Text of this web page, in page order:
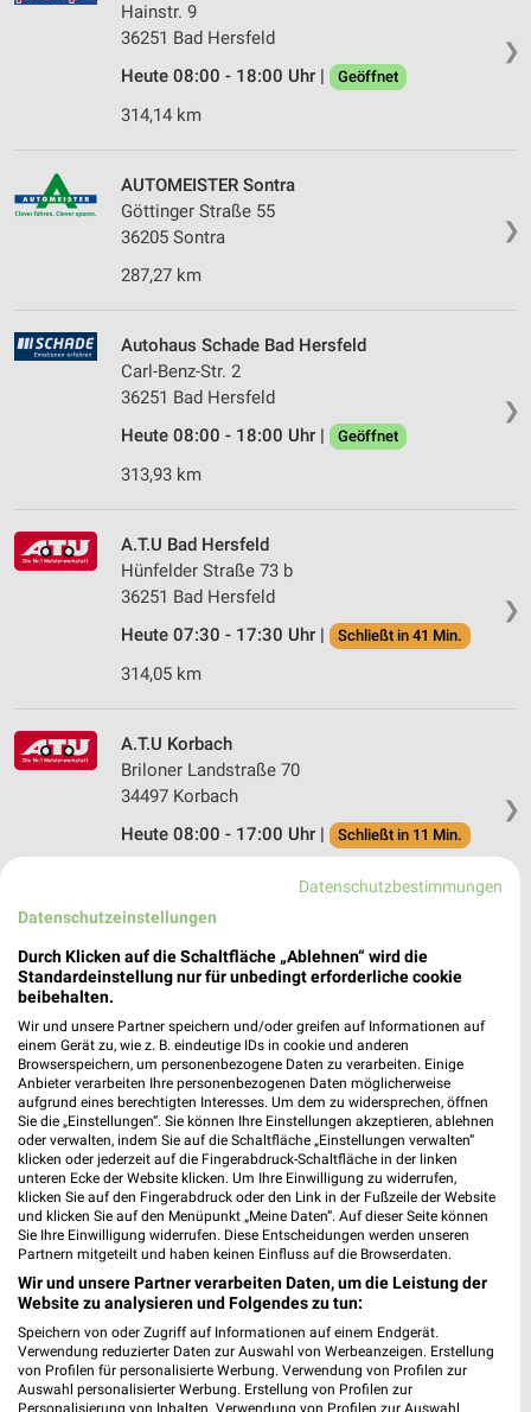
❯
Hainstr. 9
36251 Bad Hersfeld
Heute 08:00 - 18:00 Uhr |
Geöffnet
314,14 km
❯
AUTOMEISTER Sontra
Göttinger Straße 55
36205 Sontra
287,27 km
❯
Autohaus Schade Bad Hersfeld
Carl-Benz-Str. 2
36251 Bad Hersfeld
Heute 08:00 - 18:00 Uhr |
Geöffnet
313,93 km
❯
A.T.U Bad Hersfeld
Hünfelder Straße 73 b
36251 Bad Hersfeld
Heute 07:30 - 17:30 Uhr |
Schließt in 41 Min.
314,05 km
❯
A.T.U Korbach
Briloner Landstraße 70
34497 Korbach
Heute 08:00 - 17:00 Uhr |
Schließt in 11 Min.
Niederhoner Straße 23
Heute 08:00 - 17:30 Uhr | Schließt in 41 Min.
274,72 km
pitstop Eschwege
Bahnhofstr. 5
37269 Eschwege
Heute 08:00 - 18:00 Uhr | Geöffnet
273,91 km
A.T.U Warburg
Industriestraße 1
34414 Warburg
Datenschutzbestimmungen
Datenschutzeinstellungen
Durch Klicken auf die Schaltfläche „Ablehnen“ wird die
Standardeinstellung nur für unbedingt erforderliche cookie
beibehalten.
Wir und unsere Partner speichern und/oder greifen auf Informationen auf
einem Gerät zu, wie z. B. eindeutige IDs in cookie und anderen
Browserspeichern, um personenbezogene Daten zu verarbeiten. Einige
Anbieter verarbeiten Ihre personenbezogenen Daten möglicherweise
aufgrund eines berechtigten Interesses. Um dem zu widersprechen, öffnen
Sie die „Einstellungen“. Sie können Ihre Einstellungen akzeptieren, ablehnen
oder verwalten, indem Sie auf die Schaltfläche „Einstellungen verwalten“
klicken oder jederzeit auf die Fingerabdruck-Schaltfläche in der linken
unteren Ecke der Website klicken. Um Ihre Einwilligung zu widerrufen,
klicken Sie auf den Fingerabdruck oder den Link in der Fußzeile der Website
und klicken Sie auf den Menüpunkt „Meine Daten“. Auf dieser Seite können
Sie Ihre Einwilligung widerrufen. Diese Entscheidungen werden unseren
Partnern mitgeteilt und haben keinen Einfluss auf die Browserdaten.
Wir und unsere Partner verarbeiten Daten, um die Leistung der
Website zu analysieren und Folgendes zu tun:
Speichern von oder Zugriff auf Informationen auf einem Endgerät.
Verwendung reduzierter Daten zur Auswahl von Werbeanzeigen. Erstellung
von Profilen für personalisierte Werbung. Verwendung von Profilen zur
Auswahl personalisierter Werbung. Erstellung von Profilen zur
Personalisierung von Inhalten. Verwendung von Profilen zur Auswahl